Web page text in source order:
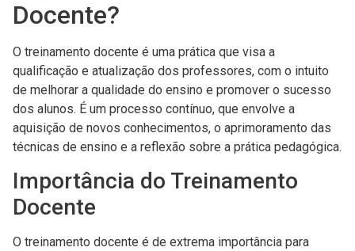
Docente?
O treinamento docente é uma prática que visa a
qualificação e atualização dos professores, com o intuito
de melhorar a qualidade do ensino e promover o sucesso
dos alunos. É um processo contínuo, que envolve a
aquisição de novos conhecimentos, o aprimoramento das
técnicas de ensino e a reflexão sobre a prática pedagógica.
Importância do Treinamento
Docente
O treinamento docente é de extrema importância para